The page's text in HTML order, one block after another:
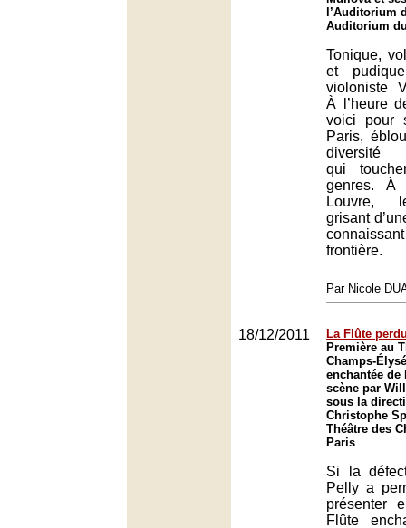
l’Auditorium
Auditorium
Tonique,
et
violoniste
À l’heure
voici pour
Paris,
diversité
qui
genres. À
Louvre,
grisant
frontière.
Par Nicole
18/12/2011
La Flûte
Première au
Champs-
enchantée de
scène par
sous la
Christophe
Théâtre des
Paris
Si la
Pelly a
présenter
Flûte